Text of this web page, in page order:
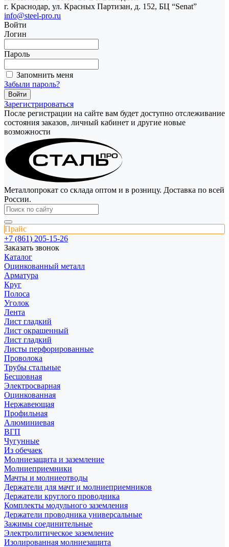
г. Краснодар, ул. Красных Партизан, д. 152, БЦ “Senat”
info@steel-pro.ru
Войти
Логин
Пароль
Запомнить меня
Забыли пароль?
Зарегистрироваться
После регистрации на сайте вам будет доступно отслеживание
состояния заказов, личный кабинет и другие новые
возможности
Металлопрокат со склада оптом и в розницу. Доставка по всей
России.
Прайс
+7 (861) 205-15-26
Заказать звонок
Каталог
Оцинкованный металл
Арматура
Круг
Полоса
Уголок
Лента
Лист гладкий
Лист окрашенный
Лист гладкий
Листы перфорированные
Проволока
Трубы стальные
Бесшовная
Электросварная
Оцинкованная
Нержавеющая
Профильная
Алюминиевая
ВГП
Чугунные
Из обечаек
Молниезащита и заземление
Молниеприемники
Мачты и молниеотводы
Держатели для мачт и молниеприемников
Держатели круглого проводника
Комплекты модульного заземления
Держатели проводника универсальные
Зажимы соединительные
Электролитическое заземление
Изолированная молниезащита